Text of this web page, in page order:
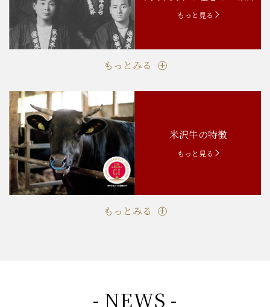
もっと見る
もっとみる
米沢牛の特徴
もっと見る
もっとみる
- NEWS -